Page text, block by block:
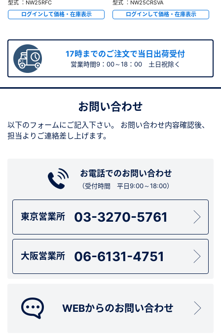
型式 ：NW25RFC
ログインして価格・在庫表示
型式 ：NW25CRSVA
ログインして価格・在庫表示
17時までのご注文で当日出荷受付
営業時間9：00～18：00 土日祝除く
お問い合わせ
以下のフォームにご記入下さい。
お問い合わせ内容確認後、
担当よりご連絡差し上げます。
お電話でのお問い合わせ
（受付時間 平日9:00～18:00）
東京営業所 03-3270-5761
大阪営業所 06-6131-4751
WEBからのお問い合わせ